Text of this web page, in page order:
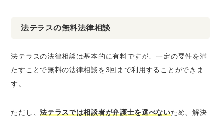
法テラスの無料法律相談
法テラスの法律相談は基本的に有料ですが、一定の要件を満
たすことで無料の法律相談を3回まで利用することができま
す。
ただし、法テラスでは相談者が弁護士を選べないため、解決